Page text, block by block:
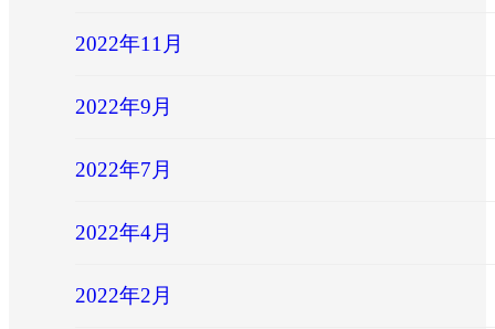
2022年11月
2022年9月
2022年7月
2022年4月
2022年2月